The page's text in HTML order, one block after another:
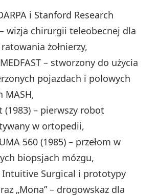
i Stanford Research
wizja chirurgii teleobecnej dla
żołnierzy,
– stworzony do użycia
pojazdach i polowych
MASH,
– pierwszy robot
w ortopedii,
560 (1985) – przełom w
biopsjach mózgu,
Intuitive Surgical i prototypy
„Mona” – drogowskaz dla